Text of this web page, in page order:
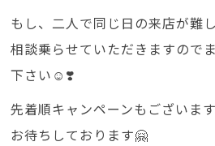
もし、二人で同じ日の来店が難
相談乗らせていただきますので
下さい☺️❣️
先着順キャンペーンもございま
お待ちしております🤗